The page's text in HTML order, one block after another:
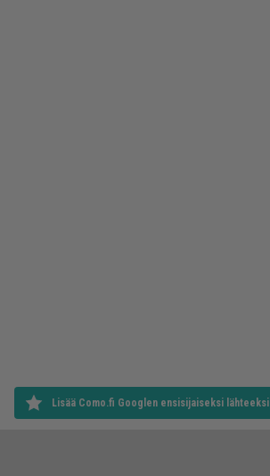
Lisää Como.fi Googlen ensisijaiseksi lähteeksi